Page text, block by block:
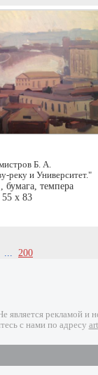
Б. А.
реку и Университет."
, бумага, темпера
55 x 83
... 200
рекламой и
с нами по адресу